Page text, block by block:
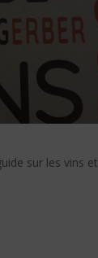
sur les vins et